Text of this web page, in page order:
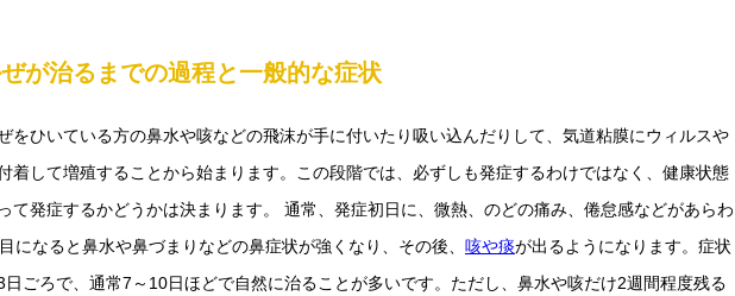
が治るまでの過程と一般的な症状
をひいている方の鼻水や咳などの飛沫が手に付いたり吸い込んだりして、気道粘膜にウィルスや
着して増殖することから始まります。この段階では、必ずしも発症するわけではなく、健康状態
て発症するかどうかは決まります。 通常、発症初日に、微熱、のどの痛み、倦怠感などがあらわ
になると鼻水や鼻づまりなどの鼻症状が強くなり、その後、 咳や痰が出るようになります。症状
日ごろで、通常7～10日ほどで自然に治ることが多いです。ただし、鼻水や咳だけ2週間程度残る